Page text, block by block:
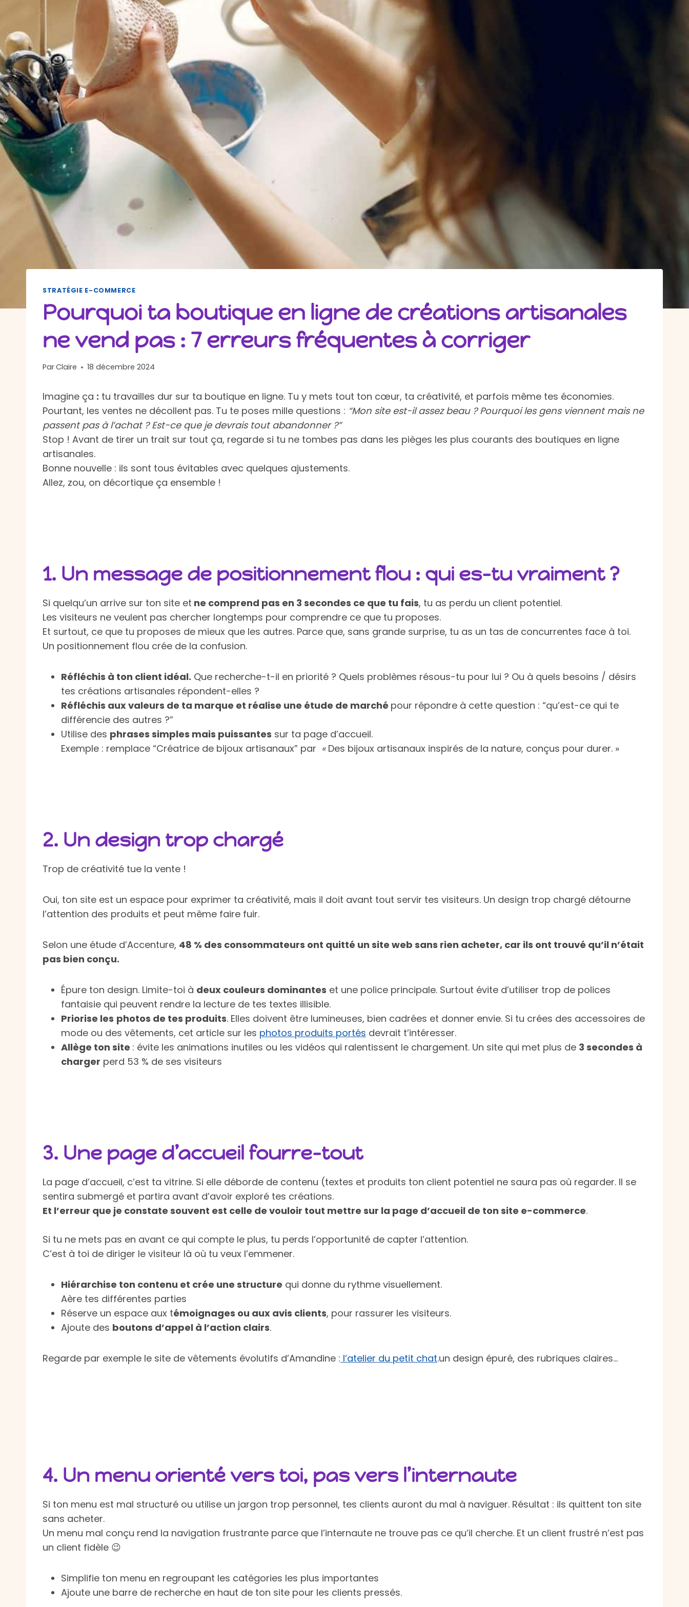
STRATÉGIE E-COMMERCE
Pourquoi ta boutique en ligne de créations artisanales
ne vend pas : 7 erreurs fréquentes à corriger
ParClaire 18 décembre 2024
Imagine ça : tu travailles dur sur ta boutique en ligne. Tu y mets tout ton cœur, ta créativité, et parfois même tes économies.
Pourtant, les ventes ne décollent pas. Tu te poses mille questions : “Mon site est-il assez beau ? Pourquoi les gens viennent mais ne
passent pas à l’achat ? Est-ce que je devrais tout abandonner ?”
Stop ! Avant de tirer un trait sur tout ça, regarde si tu ne tombes pas dans les pièges les plus courants des boutiques en ligne
artisanales.
Bonne nouvelle : ils sont tous évitables avec quelques ajustements.
Allez, zou, on décortique ça ensemble !
1. Un message de positionnement flou : qui es-tu vraiment ?
Si quelqu’un arrive sur ton site et ne comprend pas en 3 secondes ce que tu fais, tu as perdu un client potentiel.
Les visiteurs ne veulent pas chercher longtemps pour comprendre ce que tu proposes.
Et surtout, ce que tu proposes de mieux que les autres. Parce que, sans grande surprise, tu as un tas de concurrentes face à toi.
Un positionnement flou crée de la confusion.
Réfléchis à ton client idéal. Que recherche-t-il en priorité ? Quels problèmes résous-tu pour lui ? Ou à quels besoins / désirs
tes créations artisanales répondent-elles ?
Réfléchis aux valeurs de ta marque et réalise une étude de marché pour répondre à cette question : “qu’est-ce qui te
différencie des autres ?”
Utilise des phrases simples mais puissantes sur ta page d’accueil.
Exemple : remplace “Créatrice de bijoux artisanaux” par «Des bijoux artisanaux inspirés de la nature, conçus pour durer. »
2. Un design trop chargé
Trop de créativité tue la vente !
Oui, ton site est un espace pour exprimer ta créativité, mais il doit avant tout servir tes visiteurs. Un design trop chargé détourne
l’attention des produits et peut même faire fuir.
Selon une étude d’Accenture, 48 % des consommateurs ont quitté un site web sans rien acheter, car ils ont trouvé qu’il n’était
pas bien conçu.
Épure ton design. Limite-toi à deux couleurs dominantes et une police principale. Surtout évite d’utiliser trop de polices
fantaisie qui peuvent rendre la lecture de tes textes illisible.
Priorise les photos de tes produits. Elles doivent être lumineuses, bien cadrées et donner envie. Si tu crées des accessoires de
mode ou des vêtements, cet article sur les photos produits portés devrait t’intéresser.
Allège ton site : évite les animations inutiles ou les vidéos qui ralentissent le chargement. Un site qui met plus de 3 secondes à
charger perd 53 % de ses visiteurs
3. Une page d’accueil fourre-tout
La page d’accueil, c’est ta vitrine. Si elle déborde de contenu (textes et produits ton client potentiel ne saura pas où regarder. Il se
sentira submergé et partira avant d’avoir exploré tes créations.
Et l’erreur que je constate souvent est celle de vouloir tout mettre sur la page d’accueil de ton site e-commerce.
Si tu ne mets pas en avant ce qui compte le plus, tu perds l’opportunité de capter l’attention.
C’est à toi de diriger le visiteur là où tu veux l’emmener.
Hiérarchise ton contenu et crée une structure qui donne du rythme visuellement.
Aère tes différentes parties
Réserve un espace aux témoignages ou aux avis clients, pour rassurer les visiteurs.
Ajoute des boutons d’appel à l’action clairs.
Regarde par exemple le site de vêtements évolutifs d’Amandine : l’atelier du petit chat.un design épuré, des rubriques claires…
4. Un menu orienté vers toi, pas vers l’internaute
Si ton menu est mal structuré ou utilise un jargon trop personnel, tes clients auront du mal à naviguer. Résultat : ils quittent ton site
sans acheter.
Un menu mal conçu rend la navigation frustrante parce que l’internaute ne trouve pas ce qu’il cherche. Et un client frustré n’est pas
un client fidèle 😉
Simplifie ton menu en regroupant les catégories les plus importantes
Ajoute une barre de recherche en haut de ton site pour les clients pressés.